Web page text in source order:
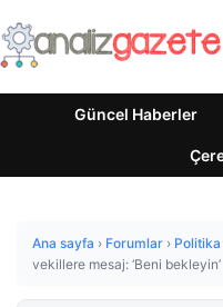
Güncel Haberler
Ana sayfa › Forumlar › Politika
vekillere mesaj: ‘Beni bekleyin’